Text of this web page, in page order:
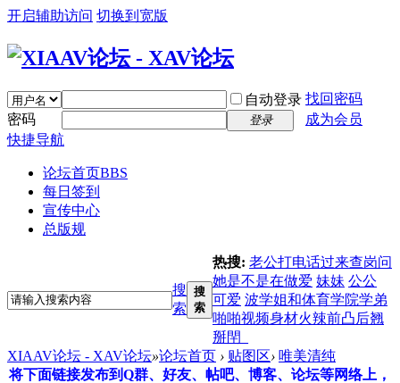
开启辅助访问 切换到宽版
自动登录 找回密码
密码
登录
成为会员
快捷导航
论坛首页BBS
每日签到
宣传中心
总版规
搜
索
搜
索
热搜: 老公打电话过来查岗问
她是不是在做爱 妹妹 公公
可爱 波学姐和体育学院学弟
啪啪视频身材火辣前凸后翘
掰閈_
XIAAV论坛 - XAV论坛»论坛首页 › 贴图区› 唯美清纯
将下面链接发布到Q群、好友、帖吧、博客、论坛等网络上，